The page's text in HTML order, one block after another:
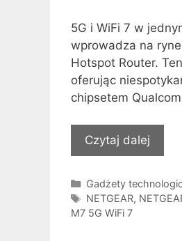
5G i WiFi 7 w
wprowadza na
Hotspot Router.
oferując
chipsetem
Czytaj dalej
Kategorie
Gadżety
Tagi
NETGEAR,
M7 5G WiFi 7